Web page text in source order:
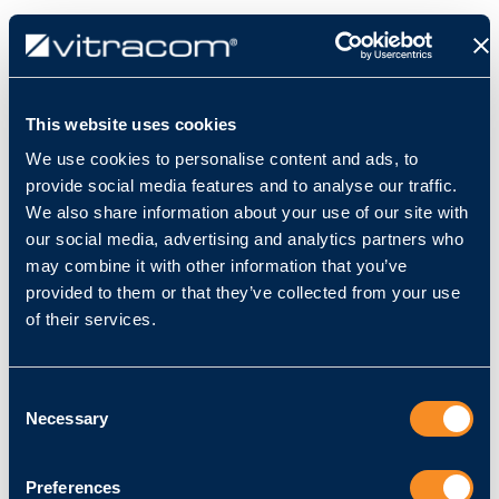
This website uses cookies
We use cookies to personalise content and ads, to
provide social media features and to analyse our traffic.
We also share information about your use of our site with
our social media, advertising and analytics partners who
may combine it with other information that you’ve
provided to them or that they’ve collected from your use
of their services.
Selection
Necessary
Preferences
Werden Sie unser Partner
Erhalten Sie unseren
Onlinezugang
Bitte füllen Sie das Formular vollständig aus. Nach
Eingang Ihrer Angaben werden wir diese sorgfältig
fordern gegebenenfalls zusätzliche Nachweise an.
Dienstleistungen ausschließlich für